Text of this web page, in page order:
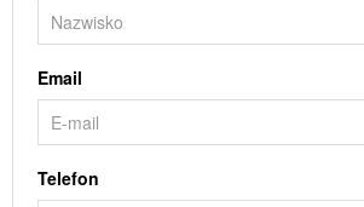
Email
Telefon